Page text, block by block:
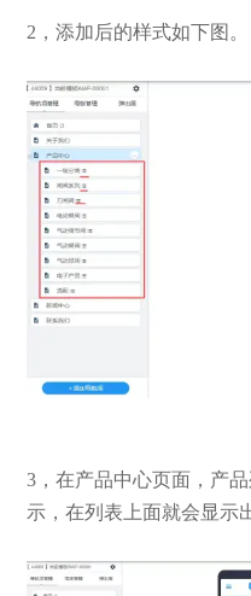
2，添加后的样式如下图。
3，在产品中心页面，产
示，在列表上面就会显示